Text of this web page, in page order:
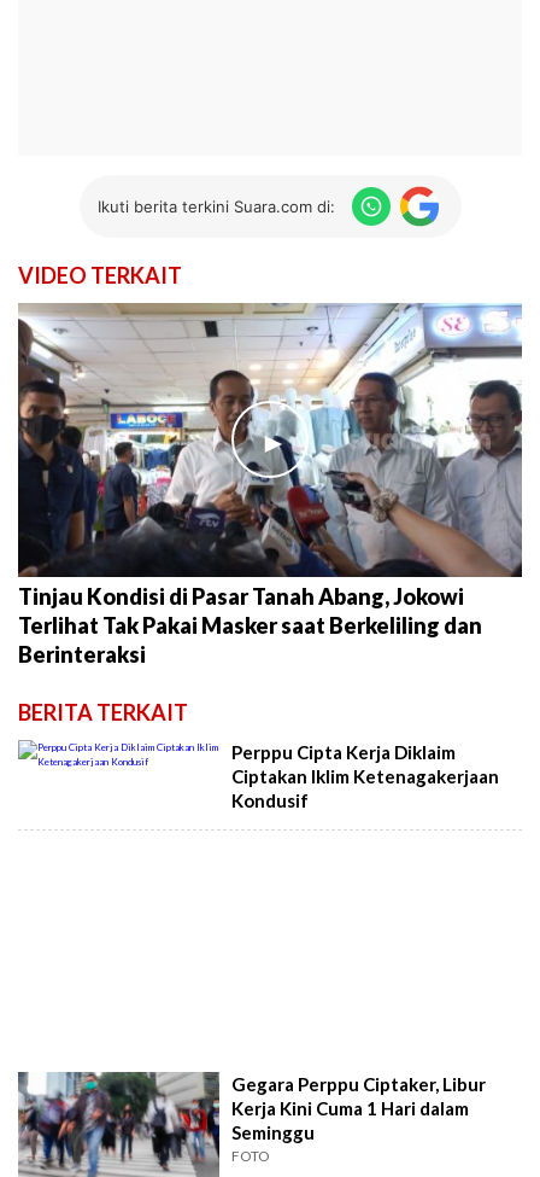
Ikuti berita terkini Suara.com di:
VIDEO TERKAIT
►
Tinjau Kondisi di Pasar Tanah Abang, Jokowi
Terlihat Tak Pakai Masker saat Berkeliling dan
Berinteraksi
BERITA TERKAIT
Perppu Cipta Kerja Diklaim
Ciptakan Iklim Ketenagakerjaan
Kondusif
Gegara Perppu Ciptaker, Libur
Kerja Kini Cuma 1 Hari dalam
Seminggu
FOTO